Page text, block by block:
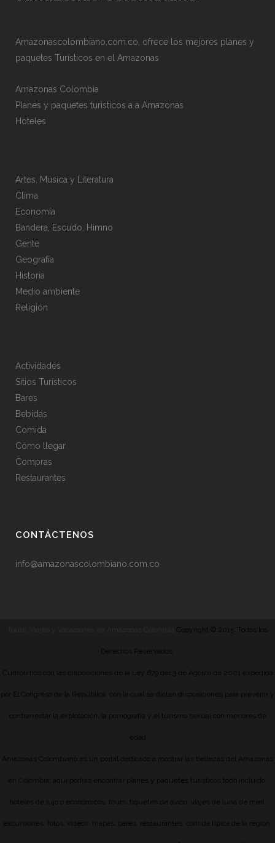
Amazonascolombiano.com.co, ofrece los mejores planes y
paquetes Turísticos en el Amazonas
Amazonas Colombia
Planes y paquetes turisticos a a Amazonas
Hoteles
Artes, Música y Literatura
Clima
Economía
Bandera, Escudo, Himno
Gente
Geografía
Historia
Medio ambiente
Religión
Actividades
Sitios Turísticos
Bares
Bebidas
Comida
Cómo llegar
Compras
Restaurantes
CONTÁCTENOS
info@amazonascolombiano.com.co
Copyright © 2015. Todos los
Derechos Reservados.
Cumplimos con las disposiciones de la Ley 679 del 3 de Agosto de 2001 expedida
por El Congreso de la República, con la cual se dictan disposiciones para prevenir y
contrarrestar la explotación, la pornografía y el turismo sexual con menores de
edad
Amazonas Colombiano es un portal dedicado a mostrar las bellezas del Amazonas
en Colombia; aqui podrás encontrar planes y paquetes turísticos todo incluido,
hoteles de lujo o económicos, tours, tiquetes de avión, viajes de luna de miel,
excursiones, fotos, videos, mapas, bares, restaurantes, comida típica de la región,